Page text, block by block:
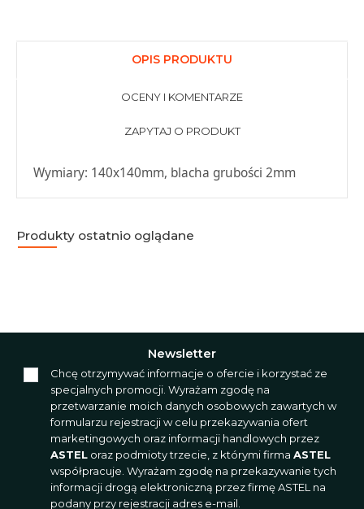
OPIS PRODUKTU
OCENY I KOMENTARZE
ZAPYTAJ O PRODUKT
Wymiary: 140x140mm, blacha grubości 2mm
Produkty ostatnio oglądane
Newsletter
Chcę otrzymywać informacje o ofercie i korzystać ze
specjalnych promocji. Wyrażam zgodę na
przetwarzanie moich danych osobowych zawartych w
formularzu rejestracji w celu przekazywania ofert
marketingowych oraz informacji handlowych przez
ASTEL oraz podmioty trzecie, z którymi firma ASTEL
współpracuje. Wyrażam zgodę na przekazywanie tych
informacji drogą elektroniczną przez firmę ASTEL na
podany przy rejestracji adres e-mail.